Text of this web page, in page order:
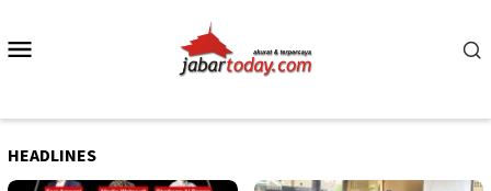
content
HEADLINES